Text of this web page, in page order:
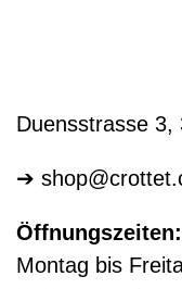
Duensstrasse 3,
➔
Öffnungszeiten:
Montag bis